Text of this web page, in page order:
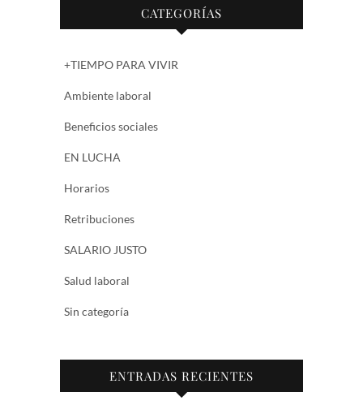
CATEGORÍAS
+TIEMPO PARA VIVIR
Ambiente laboral
Beneficios sociales
EN LUCHA
Horarios
Retribuciones
SALARIO JUSTO
Salud laboral
Sin categoría
ENTRADAS RECIENTES